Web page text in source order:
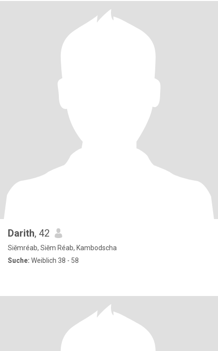
Darith, 42
Siĕmréab, Siĕm Réab, Kambodscha
Suche: Weiblich 38 - 58